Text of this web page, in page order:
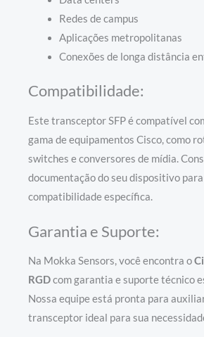
Redes de campus
Aplicações metropolitanas
Conexões de longa distância
Compatibilidade:
Este transceptor SFP é compatível
gama de equipamentos Cisco, como
switches e conversores de mídia.
documentação do seu dispositivo
compatibilidade específica.
Garantia e Suporte:
Na Mokka Sensors, você encontra o
RGDcom garantia e suporte técnico
Nossa equipe está pronta para
transceptor ideal para sua